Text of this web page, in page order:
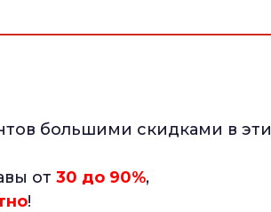
большими скидками в эти
от 30 до 90%,
!